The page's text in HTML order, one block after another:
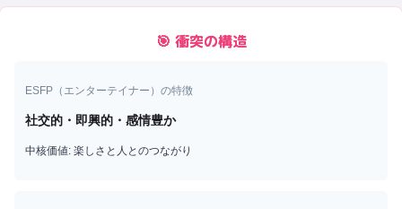
🎯 衝突の構造
ESFP （ エンターテイナー ）の特徴
社交的・即興的・感情豊か
中核価値: 楽しさと人とのつながり